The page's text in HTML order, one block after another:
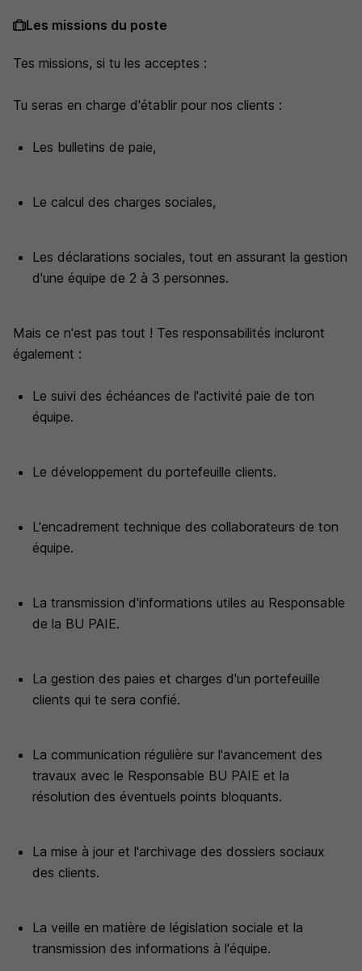
Les missions du poste
Tes missions, si tu les acceptes :
Tu seras en charge d'établir pour nos clients :
Les bulletins de paie,
Le calcul des charges sociales,
Les déclarations sociales, tout en assurant la gestion
d'une équipe de 2 à 3 personnes.
Mais ce n'est pas tout ! Tes responsabilités incluront
également :
Le suivi des échéances de l'activité paie de ton
équipe.
Le développement du portefeuille clients.
L'encadrement technique des collaborateurs de ton
équipe.
La transmission d'informations utiles au Responsable
de la BU PAIE.
La gestion des paies et charges d'un portefeuille
clients qui te sera confié.
La communication régulière sur l'avancement des
travaux avec le Responsable BU PAIE et la
résolution des éventuels points bloquants.
La mise à jour et l'archivage des dossiers sociaux
des clients.
La veille en matière de législation sociale et la
transmission des informations à l'équipe.